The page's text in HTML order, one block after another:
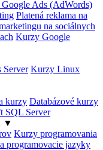
Ads (AdWords)
Platená reklama na
na sociálnych
Kurzy Google
Server Kurzy Linux
kurzy Databázové kurzy
SQL Server
▼
Kurzy programovania
programovacie jazyky